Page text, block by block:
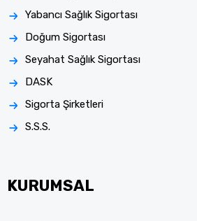
Yabancı Sağlık Sigortası
Doğum Sigortası
Seyahat Sağlık Sigortası
DASK
Sigorta Şirketleri
S.S.S.
KURUMSAL